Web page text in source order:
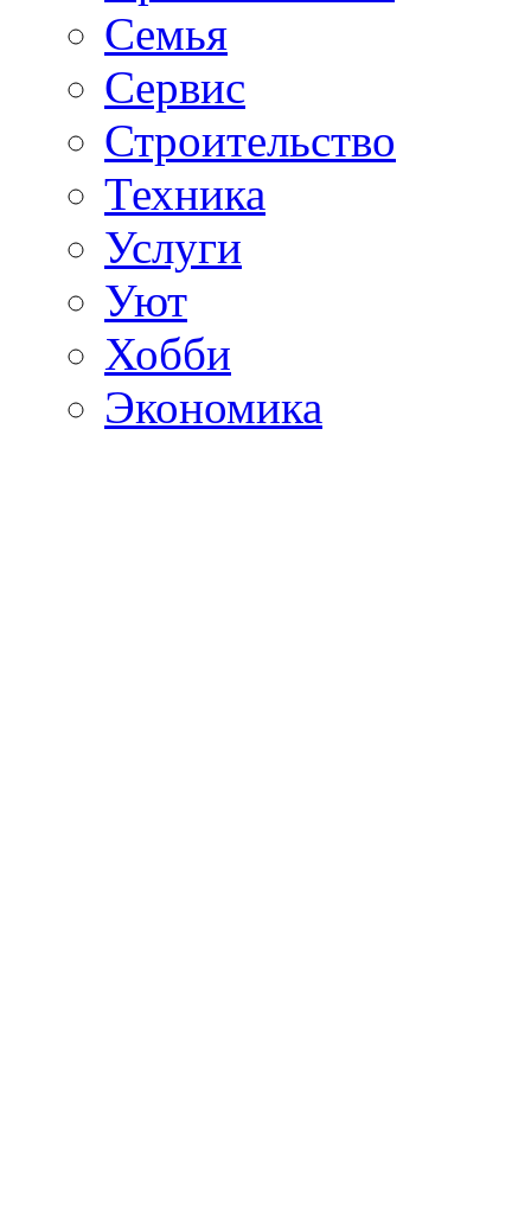
Семья
Сервис
Строительство
Техника
Услуги
Уют
Хобби
Экономика